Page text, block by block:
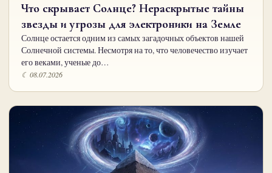
Что скрывает Солнце? Нераскрытые тайны
звезды и угрозы для электроники на Земле
Солнце остается одним из самых загадочных объектов нашей
Солнечной системы. Несмотря на то, что человечество изучает
его веками, ученые до…
☾ 08.07.2026